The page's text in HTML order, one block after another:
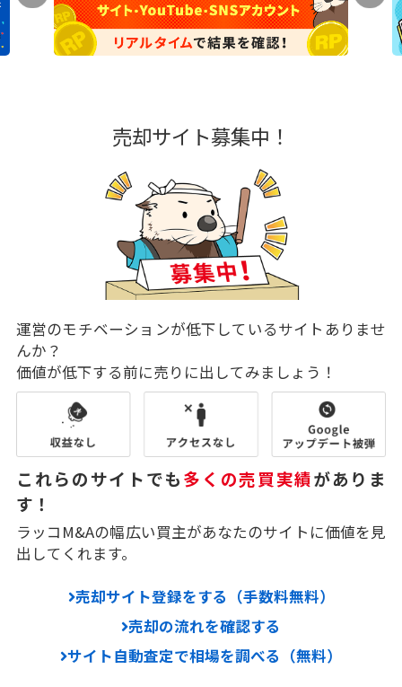
売却サイト募集中！
運営のモチベーションが低下しているサイトありませ
んか？
価値が低下する前に売りに出してみましょう！
これらのサイトでも多くの売買実績がありま
す！
ラッコM&Aの幅広い買主があなたのサイトに価値を見
出してくれます。
売却サイト登録をする（手数料無料）
売却の流れを確認する
サイト自動査定で相場を調べる（無料）